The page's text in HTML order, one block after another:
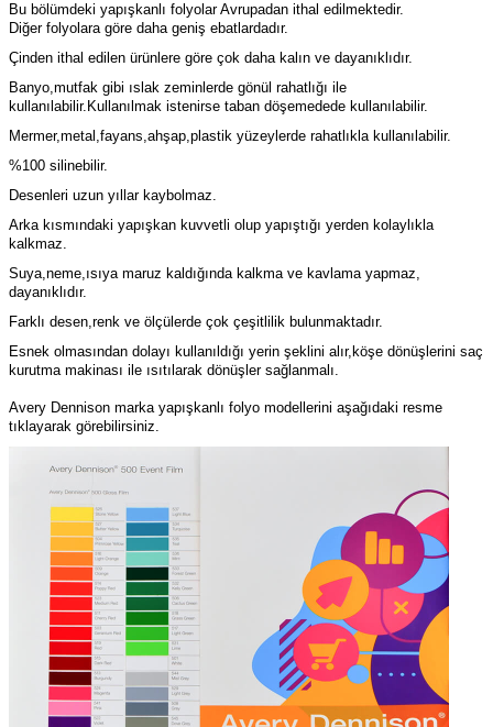
Bu bölümdeki yapışkanlı folyolar Avrupadan ithal edilmektedir.
Diğer folyolara göre daha geniş ebatlardadır.
Çinden ithal edilen ürünlere göre çok daha kalın ve dayanıklıdır.
Banyo,mutfak gibi ıslak zeminlerde gönül rahatlığı ile
kullanılabilir.Kullanılmak istenirse taban döşemedede kullanılabilir.
Mermer,metal,fayans,ahşap,plastik yüzeylerde rahatlıkla kullanılabilir.
%100 silinebilir.
Desenleri uzun yıllar kaybolmaz.
Arka kısmındaki yapışkan kuvvetli olup yapıştığı yerden kolaylıkla
kalkmaz.
Suya,neme,ısıya maruz kaldığında kalkma ve kavlama yapmaz,
dayanıklıdır.
Farklı desen,renk ve ölçülerde çok çeşitlilik bulunmaktadır.
Esnek olmasından dolayı kullanıldığı yerin şeklini alır,köşe dönüşlerini saç
kurutma makinası ile ısıtılarak dönüşler sağlanmalı.
Avery Dennison marka yapışkanlı folyo modellerini aşağıdaki resme
tıklayarak görebilirsiniz.